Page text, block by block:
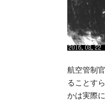
航空管制
ることす
かは実際